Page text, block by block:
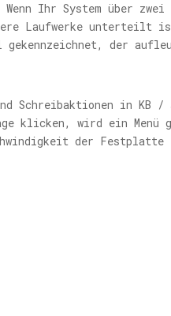
Ihr System über
Laufwerke unterteilt
der
Schreibaktionen in KB
klicken, wird ein Menü
der Festplatte